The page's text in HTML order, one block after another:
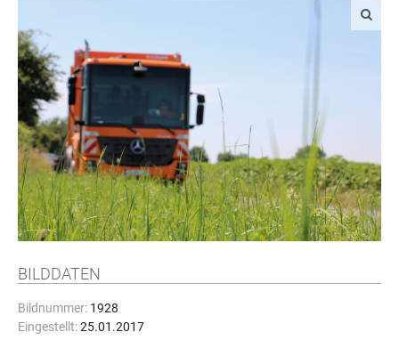
BILDDATEN
Bildnummer: 1928
Eingestellt:25.01.2017